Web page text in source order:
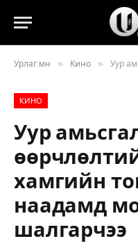
Урлаг.мн » Кино » Уур
КИНО
Уур
хамгийн
наадамд
шалгарчээ